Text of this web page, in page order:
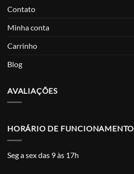
Contato
Minha conta
Carrinho
Blog
AVALIAÇÕES
HORÁRIO DE FUNCIONAMENTO
Seg a sex das 9 às 17h